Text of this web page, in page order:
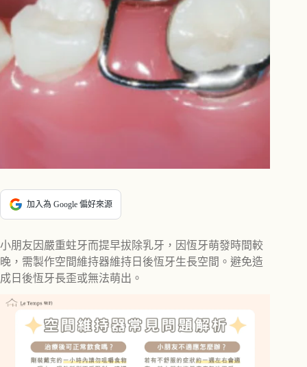
加入為 Google 偏好來源
小朋友因嚴重蛀牙而提早拔除乳牙，因恆牙萌發時間較
晚，需製作空間維持器維持日後恆牙生長空間。避免造
成日後恆牙長歪或無法萌出。